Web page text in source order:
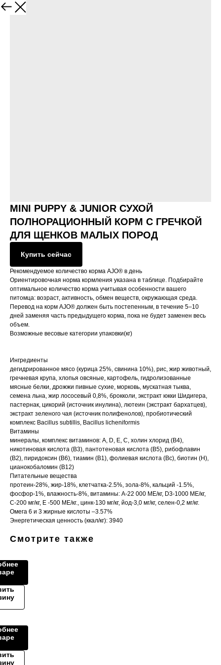
Назад
MINI PUPPY & JUNIOR СУХОЙ
ПОЛНОРАЦИОННЫЙ КОРМ С ГРЕЧКОЙ
ДЛЯ ЩЕНКОВ МАЛЫХ ПОРОД
Купить сейчас
Рекомендуемое количество корма AJO® в день
Ориентировочная норма кормления указана в таблице. Подбирайте
оптимальное количество корма учитывая особенности вашего
питомца: возраст, активность, обмен веществ, окружающая среда.
Перевод на корм AJO® должен быть постепенным, в течение 5–10
дней заменяя часть предыдущего корма, пока не будет заменен весь
объем.
Возможные весовые категории упаковки(кг)
Ингредиенты
дегидрированное мясо (курица 25%, свинина 10%), рис, жир животный,
гречневая крупа, хлопья овсяные, картофель, гидролизованные
мясные белки, дрожжи пивные сухие, морковь, мускатная тыква,
семена льна, жир лососевый 0,8%, брокколи, экстракт юкки Шидигера,
пастернак, цикорий (источник инулина), лютеин (экстракт бархатцев),
экстракт зеленого чая (источник полифенолов), пробиотический
комплекс Bacillus subtillis, Bacillus licheniformis
Витамины
минералы, комплекс витаминов: А, D, Е, С, холин хлорид (В4),
никотиновая кислота (В3), пантотеновая кислота (В5), рибофлавин
(В2), пиридоксин (В6), тиамин (В1), фолиевая кислота (Вс), биотин (Н),
цианокобаломин (В12)
Питательные вещества
протеин-28%, жир-18%, клетчатка-2.5%, зола-8%, кальций -1.5%,
фосфор-1%, влажность-8%, витамины: А-22 000 МЕ/кг, D3-1000 МЕ/кг,
С-200 мг/кг, Е -500 МЕ/кг., цинк-130 мг/кг, йод-3,0 мг/кг, селен-0,2 мг/кг.
Омега 6 и 3 жирные кислоты –3.57%
Энергетическая ценность (ккал/кг): 3940
Смотрите также